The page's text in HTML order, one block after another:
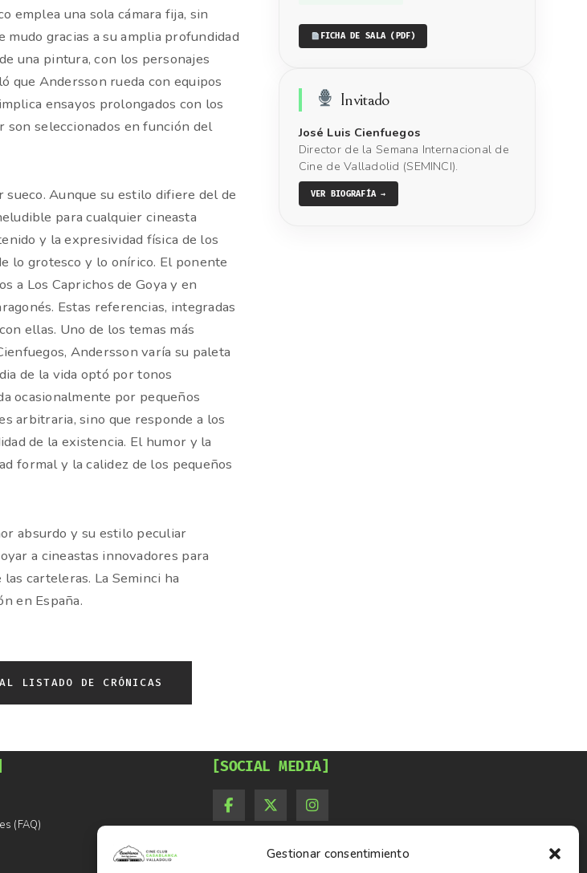
Gestionar consentimiento
emplea una sola cámara fija, sin
gracias a su amplia profundidad
una pintura, con los personajes
que Andersson rueda con equipos
ensayos prolongados con los
son seleccionados en función del
Aunque su estilo difiere del de
para cualquier cineasta
y la expresividad física de los
lo grotesco y lo onírico. El ponente
a Los Caprichos de Goya y en
Estas referencias, integradas
ellas. Uno de los temas más
Andersson varía su paleta
de la vida optó por tonos
ocasionalmente por pequeños
arbitraria, sino que responde a los
de la existencia. El humor y la
formal y la calidez de los pequeños
absurdo y su estilo peculiar
a cineastas innovadores para
carteleras. La Seminci ha
en España.
FICHA DE SALA (PDF)
Invitado
José Luis Cienfuegos
Director de la Semana Internacional de
Cine de Valladolid (SEMINCI).
VER BIOGRAFÍA →
LISTADO DE CRÓNICAS
(FAQ)
[SOCIAL MEDIA]